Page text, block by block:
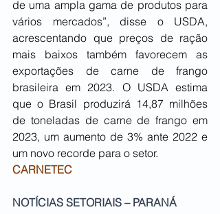
de uma ampla gama de produtos para
vários mercados”, disse o USDA,
acrescentando que preços de ração
mais baixos também favorecem as
exportações de carne de frango
brasileira em 2023. O USDA estima
que o Brasil produzirá 14,87 milhões
de toneladas de carne de frango em
2023, um aumento de 3% ante 2022 e
um novo recorde para o setor.
CARNETEC
NOTÍCIAS SETORIAIS – PARANÁ